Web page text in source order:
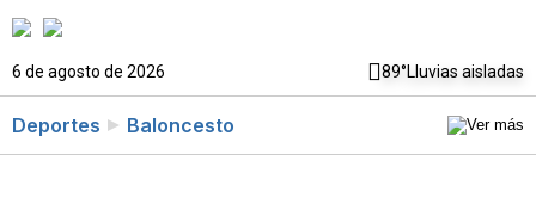
6 de agosto de 2026 89°Lluvias aisladas
Deportes Baloncesto